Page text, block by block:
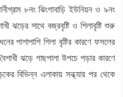
৮নং ঝিংগাবাড়ি ইউনিয়ন ও ৯নং
ঝড়ের সাথে বজ্রবৃষ্টি ও শিলাবৃষ্টি শুরু
পাশাপাশি শিলা বৃষ্টির কারণে ফসলের
ঝড়ে গাছপালা উপচে পড়ার কারণে
বিভিন্ন এলাকায় সন্ধ্যার পর থেকে